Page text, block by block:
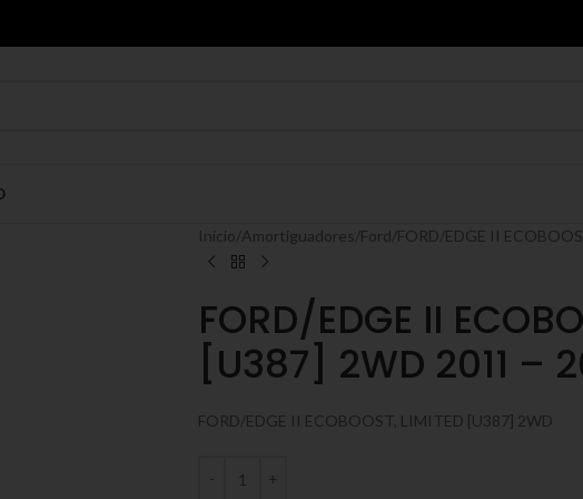
Inicio Amortiguadores Ford FORD/EDGE II
FORD/EDGE II
[U387] 2WD 2011 –
FORD/EDGE II ECOBOOST, LIMITED [U387] 2WD